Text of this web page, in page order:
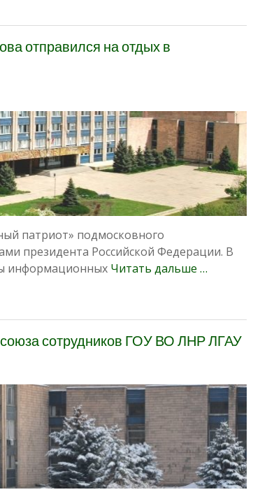
отправился на отдых в
патриот» подмосковного
президента Российской Федерации. В
информационных Читать дальше …
сотрудников ГОУ ВО ЛНР ЛГАУ